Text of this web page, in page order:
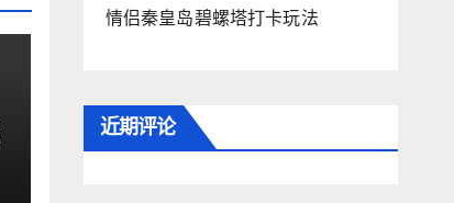
情侣秦皇岛碧螺塔打卡玩法
近期评论